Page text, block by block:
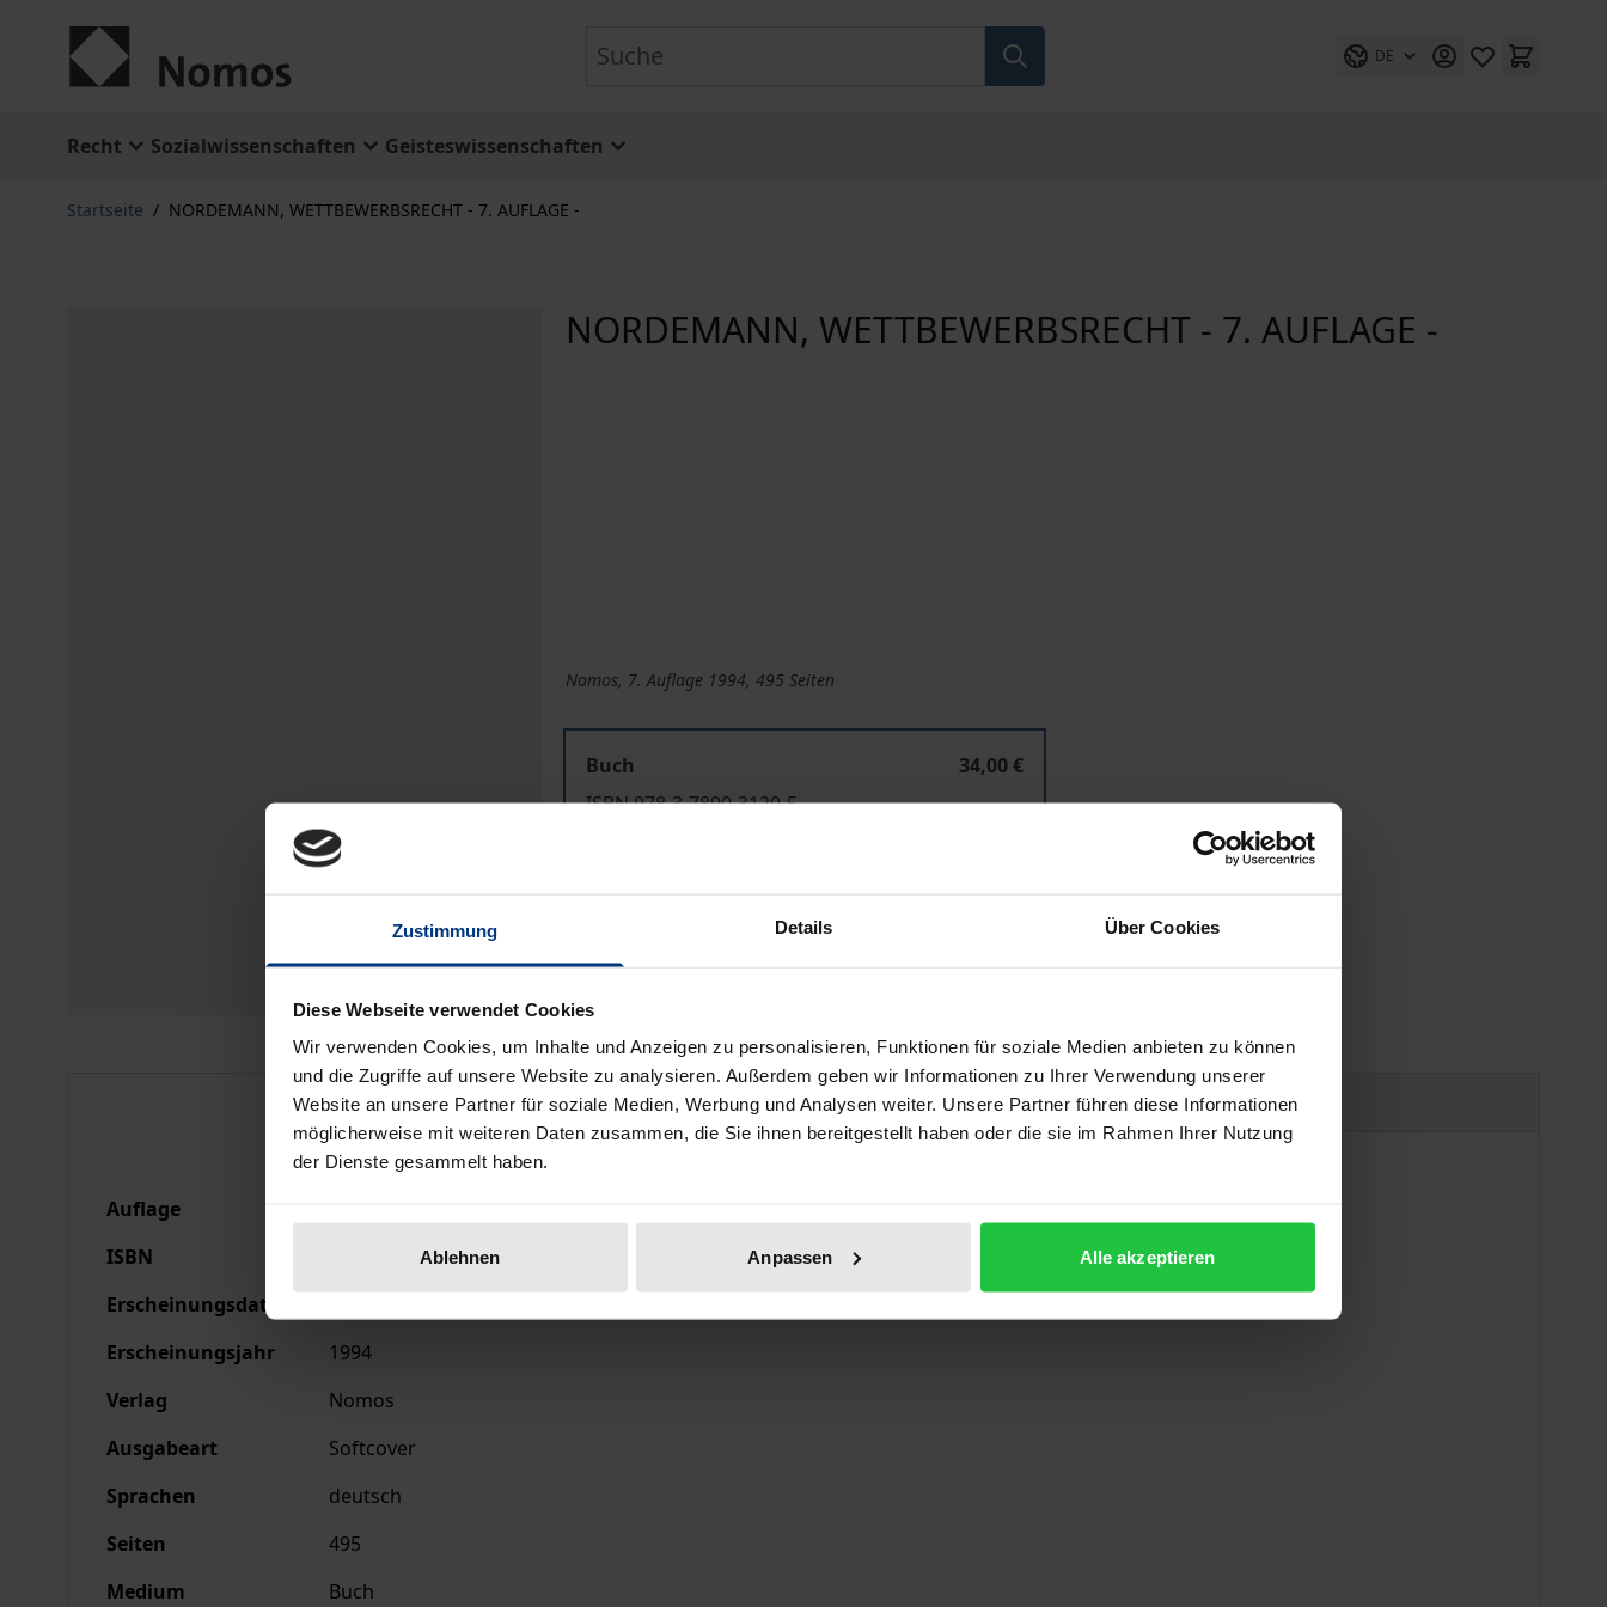
Zustimmung Details Über Cookies
Diese Webseite verwendet Cookies
Wir verwenden Cookies, um Inhalte und Anzeigen zu personalisieren, Funktionen für soziale Medien anbieten zu können
und die Zugriffe auf unsere Website zu analysieren. Außerdem geben wir Informationen zu Ihrer Verwendung unserer
Website an unsere Partner für soziale Medien, Werbung und Analysen weiter. Unsere Partner führen diese Informationen
möglicherweise mit weiteren Daten zusammen, die Sie ihnen bereitgestellt haben oder die sie im Rahmen Ihrer Nutzung
der Dienste gesammelt haben.
Ablehnen Anpassen Alle akzeptieren
DE
Recht Sozialwissenschaften Geisteswissenschaften
Startseite / NORDEMANN, WETTBEWERBSRECHT - 7. AUFLAGE -
NORDEMANN, WETTBEWERBSRECHT - 7. AUFLAGE -
Nomos, 7. Auflage 1994, 495 Seiten
Buch
34,00 €
ISBN 978-3-7890-3120-5
In den Warenkorb Zur Wunschliste hinzufügen
Bibliografische Angaben Produktsicherheit
Auflage
ISBN
978-3-7890-3120-5
Erscheinungsdatum
Erscheinungsjahr
1994
Verlag
Nomos
Ausgabeart
Softcover
Sprachen
deutsch
Seiten
495
Medium
Buch